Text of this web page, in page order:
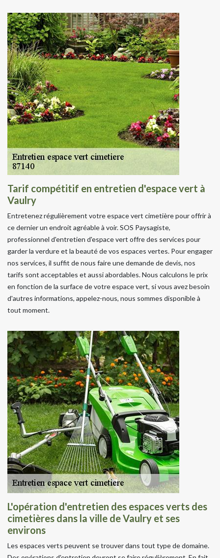
Tarif compétitif en entretien d'espace vert à
Vaulry
Entretenez régulièrement votre espace vert cimetière pour offrir à
ce dernier un endroit agréable à voir. SOS Paysagiste,
professionnel d'entretien d'espace vert offre des services pour
garder la verdure et la beauté de vos espaces vertes. Pour engager
nos services, il suffit de nous faire une demande de devis, nos
tarifs sont acceptables et aussi abordables. Nous calculons le prix
en fonction de la surface de votre espace vert, si vous avez besoin
d'autres informations, appelez-nous, nous sommes disponible à
tout moment.
L'opération d'entretien des espaces verts des
cimetières dans la ville de Vaulry et ses
environs
Les espaces verts peuvent se trouver dans tout type de domaine.